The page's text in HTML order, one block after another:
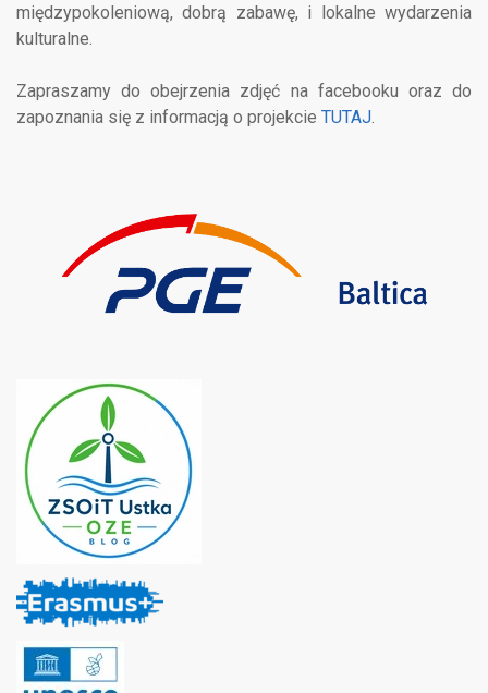
międzypokoleniową, dobrą zabawę, i lokalne wydarzenia
kulturalne.
Zapraszamy do obejrzenia zdjęć na facebooku oraz do
zapoznania się z informacją o projekcie TUTAJ.